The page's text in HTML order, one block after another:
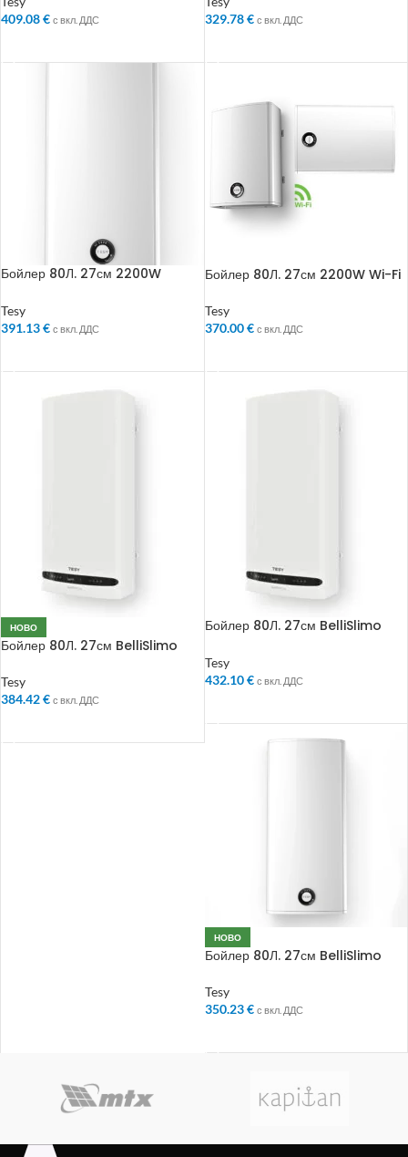
409.08€ с вкл. ДДС
329.78€ с вкл. ДДС
Бойлер 80Л. 27см 2200W
Tesy
391.13€ с вкл. ДДС
Бойлер 80Л. 27см 2200W Wi-Fi
Реверсивен
Tesy
370.00€ с вкл. ДДС
НОВО
Бойлер 80Л. 27см BelliSlimo
Tesy
384.42€ с вкл. ДДС
Бойлер 80Л. 27см BelliSlimo
Tesy
432.10€ с вкл. ДДС
НОВО
Бойлер 80Л. 27см BelliSlimo
Tesy
350.23€ с вкл. ДДС